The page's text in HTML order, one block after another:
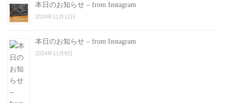
本日のお知らせ – from Instagram
2024年11月12日
本日のお知らせ – from Instagram
2024年11月8日